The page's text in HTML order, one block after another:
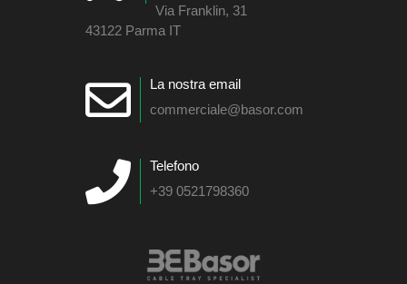
Via Franklin, 31
43122 Parma IT
La nostra email
commerciale@basor.com
Telefono
+39 0521798360